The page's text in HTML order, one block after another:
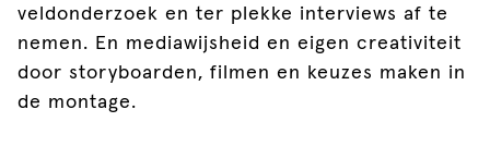
veldonderzoek en ter plekke interviews af te
nemen. En mediawijsheid en eigen creativiteit
door storyboarden, filmen en keuzes maken in
de montage.